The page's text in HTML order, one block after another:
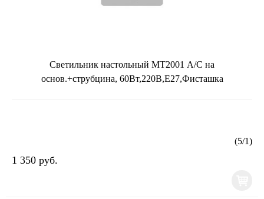
Светильник настольный МТ2001 А/С на
основ.+струбцина, 60Вт,220В,Е27,Фисташка
(5/1)
1 350 руб.